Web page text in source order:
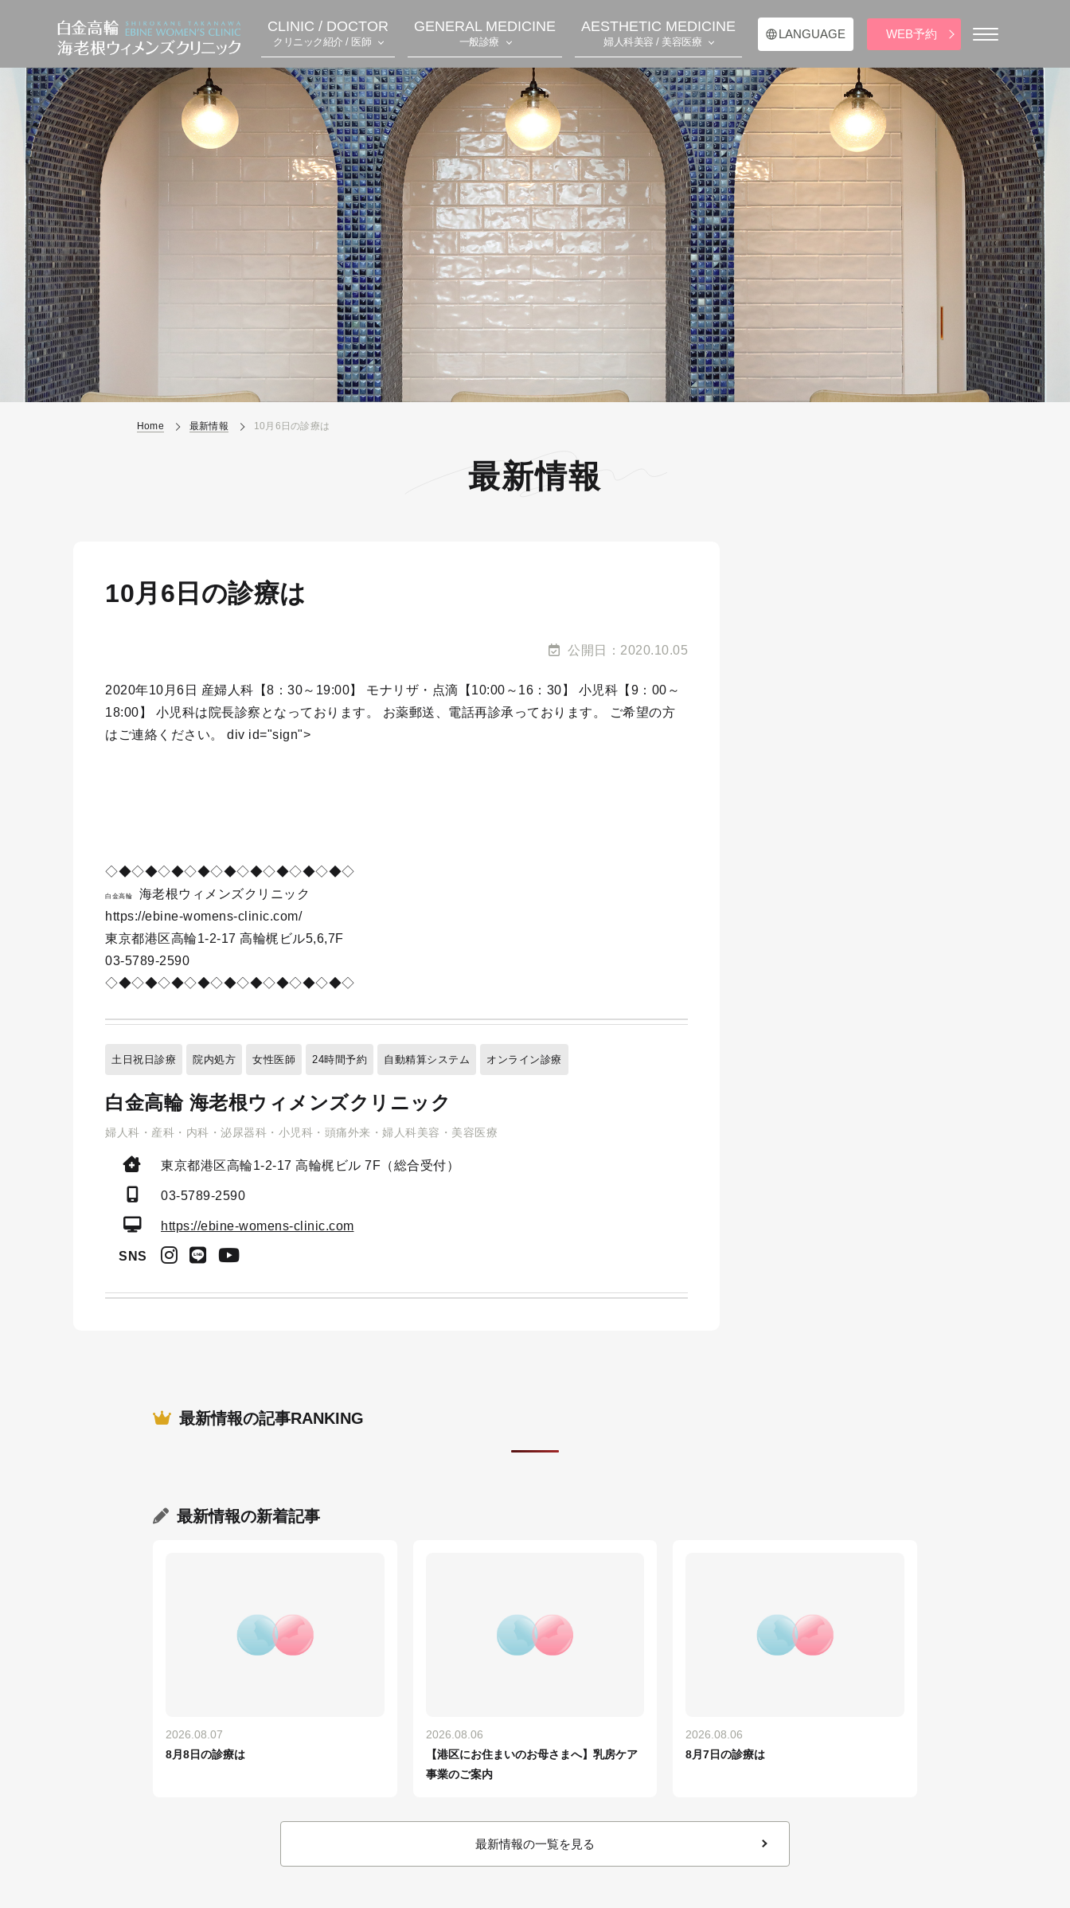
CLINIC / DOCTOR
クリニック紹介 / 医師
GENERAL MEDICINE
一般診療
AESTHETIC MEDICINE
婦人科美容 / 美容医療
LANGUAGE WEB予約
Home 最新情報 10月6日の診療は
最新情報
10月6日の診療は
公開日：2020.10.05
2020年10月6日 産婦人科【8：30～19:00】 モナリザ・点滴【10:00～16：30】 小児科【9：00～
18:00】 小児科は院長診察となっております。 お薬郵送、電話再診承っております。 ご希望の方
はご連絡ください。 div id="sign">
◇◆◇◆◇◆◇◆◇◆◇◆◇◆◇◆◇◆◇
白金高輪
海老根ウィメンズクリニック
https://ebine-womens-clinic.com/
東京都港区高輪1-2-17 高輪梶ビル5,6,7F
03-5789-2590
◇◆◇◆◇◆◇◆◇◆◇◆◇◆◇◆◇◆◇
土日祝日診療 院内処方 女性医師 24時間予約 自動精算システム オンライン診療
白金高輪 海老根ウィメンズクリニック
婦人科・産科・内科・泌尿器科・小児科・頭痛外来・婦人科美容・美容医療
東京都港区高輪1-2-17 高輪梶ビル 7F（総合受付）
03-5789-2590
https://ebine-womens-clinic.com
SNS
最新情報の記事RANKING
最新情報の新着記事
2026.08.07
8月8日の診療は
2026.08.06
【港区にお住まいのお母さまへ】乳房ケア
事業のご案内
2026.08.06
8月7日の診療は
最新情報の一覧を見る